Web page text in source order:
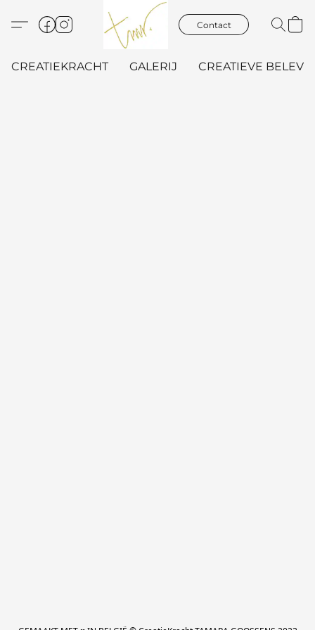
Contact
CREATIEKRACHT GALERIJ CREATIEVE